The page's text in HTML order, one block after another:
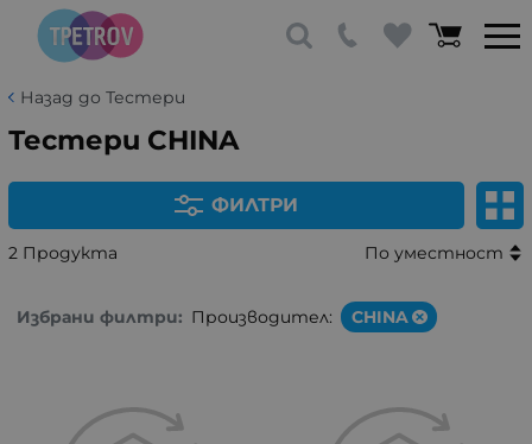
Назад до Тестери
Тестери CHINA
ФИЛТРИ
2 Продукта По уместност
Избрани филтри: Производител: CHINA